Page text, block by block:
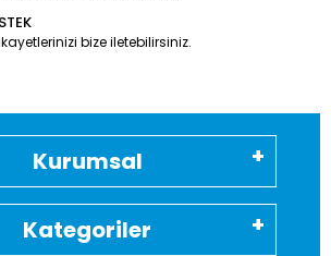
bize iletebilirsiniz.
Kurumsal
Kategoriler